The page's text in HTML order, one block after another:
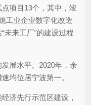
项目13个，其中，竣
工业企业数字化改造
未来工厂”的建设过程
展水平。2020年，余
均位居宁波第一。
济先行示范区建设，